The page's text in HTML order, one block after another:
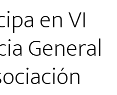
en VI
General